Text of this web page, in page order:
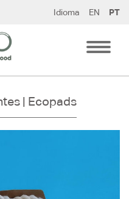
Idioma EN PT
| Ecopads